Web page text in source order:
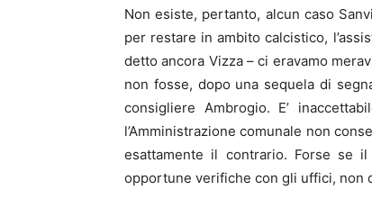
Non esiste, pertanto, alcun caso
per restare in ambito calcistico,
detto ancora Vizza – ci eravamo
non fosse, dopo una sequela di
consigliere Ambrogio. E’
l’Amministrazione comunale non
esattamente il contrario. Forse se
opportune verifiche con gli uffici, non